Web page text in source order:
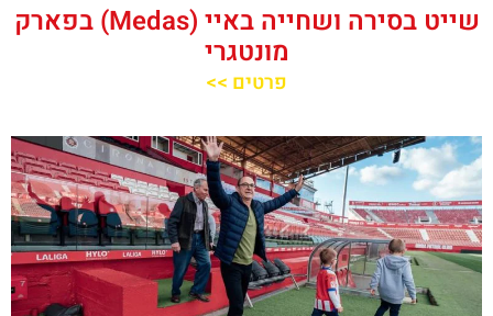
שייט בסירה ושחייה באיי (Medas) בפארק
מונטגרי
פרטים >>